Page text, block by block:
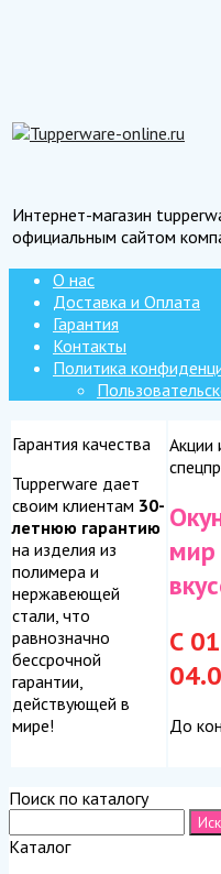
Интернет-магазин
официальным сайтом
О нас
Доставка и Оплата
Гарантия
Контакты
Политика
Гарантия качества
Tupperware дает
своим клиентам 30-
летнюю гарантию
на изделия из
полимера и
нержавеющей
стали, что
равнозначно
бессрочной
гарантии,
действующей в
мире!
Акции
мир
С
До
Поиск по каталогу
Каталог